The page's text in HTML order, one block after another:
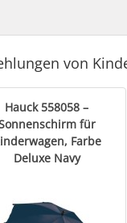
von
Hauck 558058 –
für
Farbe
Deluxe Navy